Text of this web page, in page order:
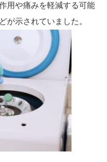
用や痛みを軽減する可能
が示されていました。